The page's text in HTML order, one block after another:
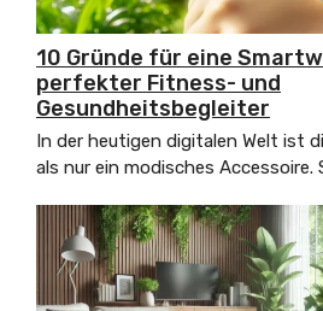
10 Gründe für eine
perfekter Fitness- und
Gesundheitsbegleiter
In der heutigen digitalen Welt ist
als nur ein modisches Accessoire.